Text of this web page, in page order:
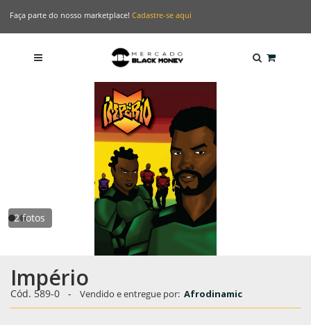
Faça parte do nosso marketplace! Cadastre-se aqui
2 fotos
Império
Cód. 589-0 - Vendido e entregue por: Afrodinamic